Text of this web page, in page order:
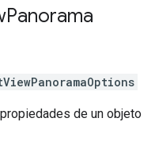
Panorama
de un objeto